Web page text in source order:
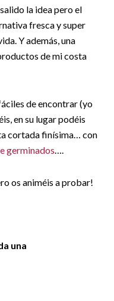
la idea pero el
fresca y super
Y además, una
de mi costa
de encontrar (yo
en su lugar podéis
cortada finísima… con
germinados….
os animéis a probar!
una